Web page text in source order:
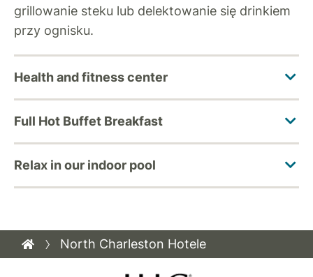
grillowanie steku lub delektowanie się drinkiem
przy ognisku.
North Charleston Hotele